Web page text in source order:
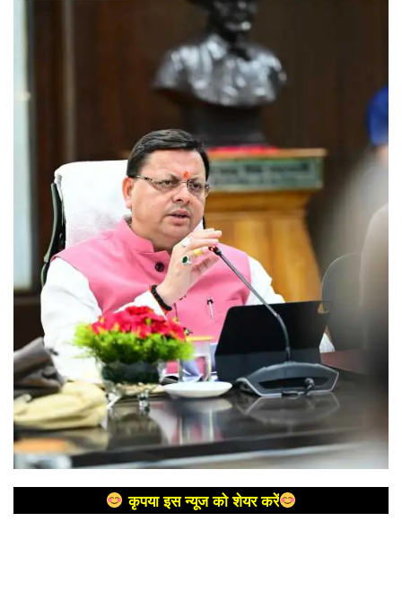
कृपया इस न्यूज को शेयर करें